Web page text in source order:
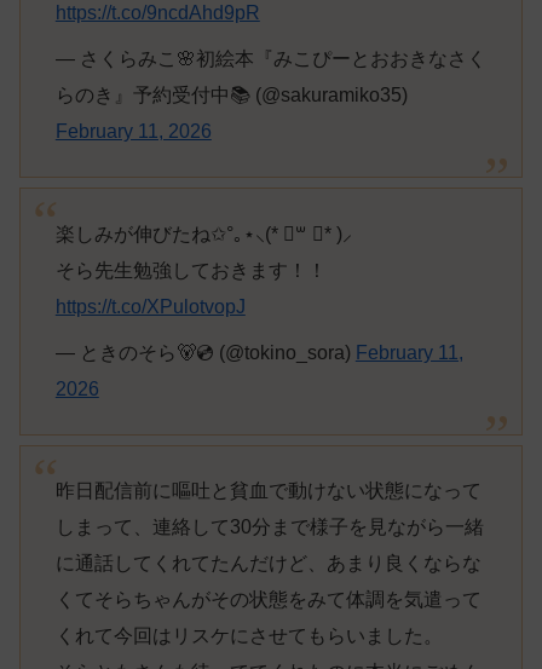
https://t.co/9ncdAhd9pR
— さくらみこ🌸初絵本『みこぴーとおおきなさく
らのき』予約受付中📚 (@sakuramiko35)
February 11, 2026
楽しみが伸びたね✩°｡⋆⸜(* ॑꒳ ॑* )⸝
そら先生勉強しておきます！！
https://t.co/XPulotvopJ
— ときのそら🐻💿 (@tokino_sora) February 11,
2026
昨日配信前に嘔吐と貧血で動けない状態になって
しまって、連絡して30分まで様子を見ながら一緒
に通話してくれてたんだけど、あまり良くならな
くてそらちゃんがその状態をみて体調を気遣って
くれて今回はリスケにさせてもらいました。